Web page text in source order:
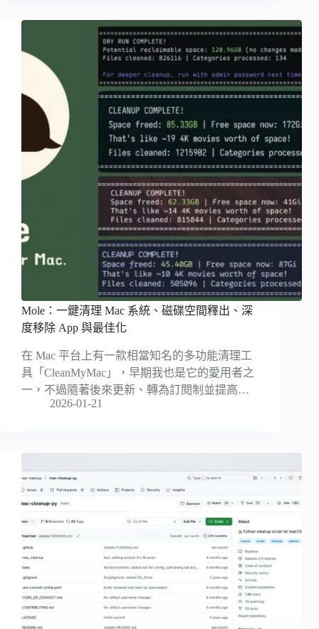
Mole：一鍵清理 Mac 系統、磁碟空間釋出、深
度移除 App 與最佳化
在 Mac 平台上有一款相當知名的多功能清理工
具「CleanMyMac」，早期我也是它的愛用者之
一，不過隨著後來更新、轉為訂閱制並提高…
2026-01-21